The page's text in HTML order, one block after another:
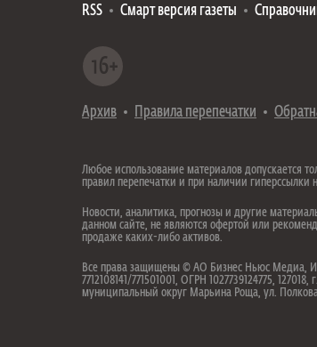
RSS
Смарт версия газеты
Архив Правила перепечатки
Любое использование материалов допускается
правил перепечатки и при наличии гиперссылки
Новости, аналитика, прогнозы и другие
данном сайте, не являются офертой или
продаже каких-либо активов.
Все права защищены © АО Бизнес Ньюс Медиа,
7712108141/771501001, ОГРН 1027739124775, 127018,
муниципальный округ Марьина Роща, ул.